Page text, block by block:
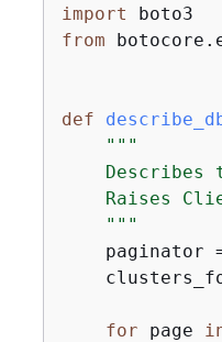
import
from
def
"""
Describes
Raises
    """
paginator
for page